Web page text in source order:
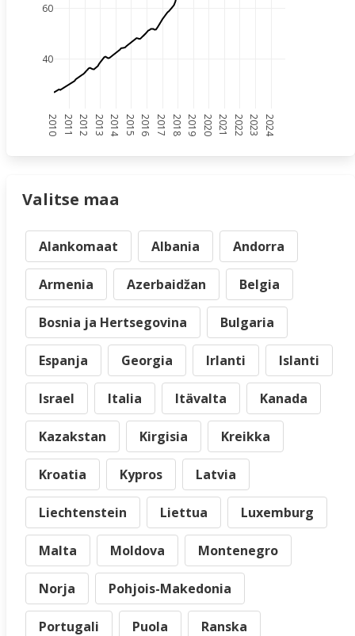
2010 2011 2012 2013 2014 2015 2016 2017 2018 2019 2020 2021 2022 2023 2024
40
60
Valitse maa
Alankomaat Albania Andorra
Armenia Azerbaidžan Belgia
Bosnia ja Hertsegovina Bulgaria
Espanja Georgia Irlanti Islanti
Israel Italia Itävalta Kanada
Kazakstan Kirgisia Kreikka
Kroatia Kypros Latvia
Liechtenstein Liettua Luxemburg
Malta Moldova Montenegro
Norja Pohjois-Makedonia
Portugali Puola Ranska